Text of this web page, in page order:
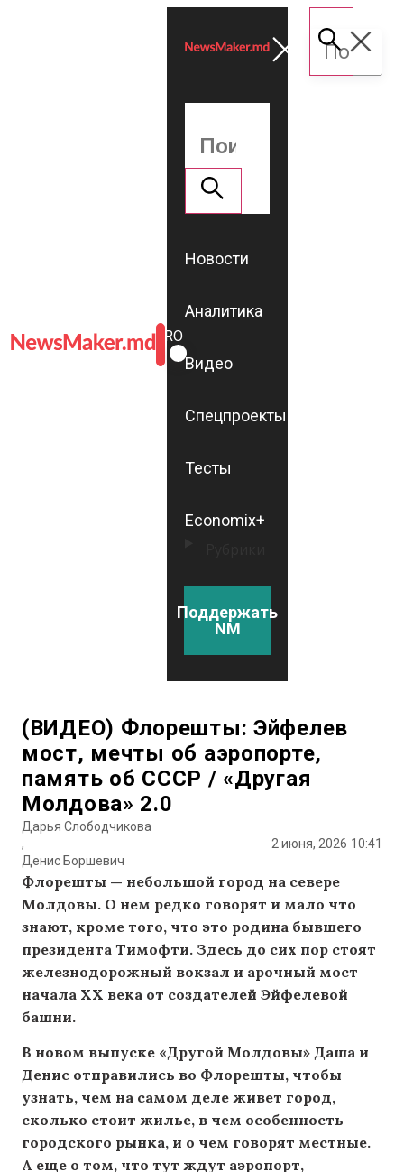
ROMÂNĂ
RU
Новости
Аналитика
Видео
Спецпроекты
Тесты
Economix+
Поддержать
NM
(ВИДЕО) Флорешты: Эйфелев
мост, мечты об аэропорте,
память об СССР / «Другая
Молдова» 2.0
Дарья Слободчикова
,
Денис Боршевич
2 июня, 2026 10:41
Флорешты — небольшой город на севере
Молдовы. О нем редко говорят и мало что
знают, кроме того, что это родина бывшего
президента Тимофти. Здесь до сих пор стоят
железнодорожный вокзал и арочный мост
начала XX века от создателей Эйфелевой
башни.
В новом выпуске «Другой Молдовы» Даша и
Денис отправились во Флорешты, чтобы
узнать, чем на самом деле живет город,
сколько стоит жилье, в чем особенность
городского рынка, и о чем говорят местные.
А еще о том, что тут ждут аэропорт,